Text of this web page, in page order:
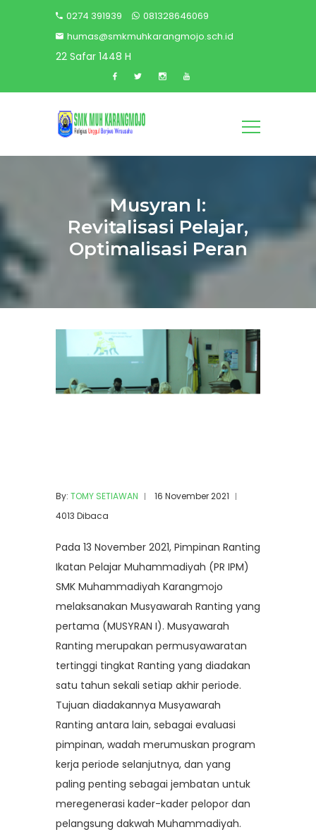
0274 391939
081328646069
humas@smkmuhkarangmojo.sch.id
22 Safar 1448 H
Musyran I:
Revitalisasi Pelajar,
Optimalisasi Peran
By: TOMY SETIAWAN
16 November 2021
4013 Dibaca
Pada 13 November 2021, Pimpinan Ranting
Ikatan Pelajar Muhammadiyah (PR IPM)
SMK Muhammadiyah Karangmojo
melaksanakan Musyawarah Ranting yang
pertama (MUSYRAN I). Musyawarah
Ranting merupakan permusyawaratan
tertinggi tingkat Ranting yang diadakan
satu tahun sekali setiap akhir periode.
Tujuan diadakannya Musyawarah
Ranting antara lain, sebagai evaluasi
pimpinan, wadah merumuskan program
kerja periode selanjutnya, dan yang
paling penting sebagai jembatan untuk
meregenerasi kader-kader pelopor dan
pelangsung dakwah Muhammadiyah.